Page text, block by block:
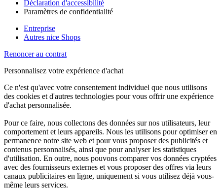
Déclaration d'accessibilité
Paramètres de confidentialité
Entreprise
Autres nice Shops
Renoncer au contrat
Personnalisez votre expérience d'achat
Ce n'est qu'avec votre consentement individuel que nous utilisons
des cookies et d'autres technologies pour vous offrir une expérience
d'achat personnalisée.
Pour ce faire, nous collectons des données sur nos utilisateurs, leur
comportement et leurs appareils. Nous les utilisons pour optimiser en
permanence notre site web et pour vous proposer des publicités et
contenus personnalisés, ainsi que pour analyser les statistiques
d'utilisation. En outre, nous pouvons comparer vos données cryptées
avec des fournisseurs externes et vous proposer des offres via leurs
canaux publicitaires en ligne, uniquement si vous utilisez déjà vous-
même leurs services.